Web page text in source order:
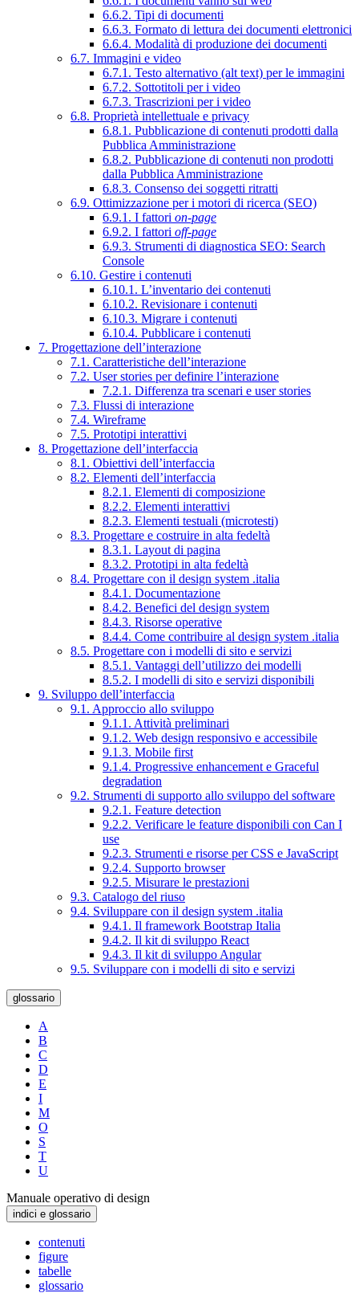
6.6.2. Tipi di documenti
6.6.3. Formato di lettura dei documenti elettronici
6.6.4. Modalità di produzione dei documenti
6.7. Immagini e video
6.7.1. Testo alternativo (alt text) per le immagini
6.7.2. Sottotitoli per i video
6.7.3. Trascrizioni per i video
6.8. Proprietà intellettuale e privacy
6.8.1. Pubblicazione di contenuti prodotti dalla
Pubblica Amministrazione
6.8.2. Pubblicazione di contenuti non prodotti
dalla Pubblica Amministrazione
6.8.3. Consenso dei soggetti ritratti
6.9. Ottimizzazione per i motori di ricerca (SEO)
6.9.1. I fattori on-page
6.9.2. I fattori off-page
6.9.3. Strumenti di diagnostica SEO: Search
Console
6.10. Gestire i contenuti
6.10.1. L’inventario dei contenuti
6.10.2. Revisionare i contenuti
6.10.3. Migrare i contenuti
6.10.4. Pubblicare i contenuti
7. Progettazione dell’interazione
7.1. Caratteristiche dell’interazione
7.2. User stories per definire l’interazione
7.2.1. Differenza tra scenari e user stories
7.3. Flussi di interazione
7.4. Wireframe
7.5. Prototipi interattivi
8. Progettazione dell’interfaccia
8.1. Obiettivi dell’interfaccia
8.2. Elementi dell’interfaccia
8.2.1. Elementi di composizione
8.2.2. Elementi interattivi
8.2.3. Elementi testuali (microtesti)
8.3. Progettare e costruire in alta fedeltà
8.3.1. Layout di pagina
8.3.2. Prototipi in alta fedeltà
8.4. Progettare con il design system .italia
8.4.1. Documentazione
8.4.2. Benefici del design system
8.4.3. Risorse operative
8.4.4. Come contribuire al design system .italia
8.5. Progettare con i modelli di sito e servizi
8.5.1. Vantaggi dell’utilizzo dei modelli
8.5.2. I modelli di sito e servizi disponibili
9. Sviluppo dell’interfaccia
9.1. Approccio allo sviluppo
9.1.1. Attività preliminari
9.1.2. Web design responsivo e accessibile
9.1.3. Mobile first
9.1.4. Progressive enhancement e Graceful
degradation
9.2. Strumenti di supporto allo sviluppo del software
9.2.1. Feature detection
9.2.2. Verificare le feature disponibili con Can I
use
9.2.3. Strumenti e risorse per CSS e JavaScript
9.2.4. Supporto browser
9.2.5. Misurare le prestazioni
9.3. Catalogo del riuso
9.4. Sviluppare con il design system .italia
9.4.1. Il framework Bootstrap Italia
9.4.2. Il kit di sviluppo React
9.4.3. Il kit di sviluppo Angular
9.5. Sviluppare con i modelli di sito e servizi
glossario
A
B
C
D
E
I
M
O
S
T
U
Manuale operativo di design
indici e glossario
contenuti
figure
tabelle
glossario